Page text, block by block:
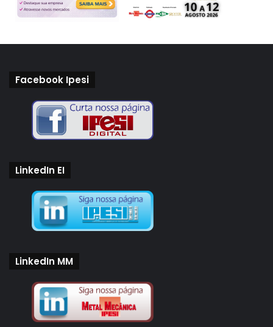
Facebook Ipesi
LinkedIn EI
LinkedIn MM